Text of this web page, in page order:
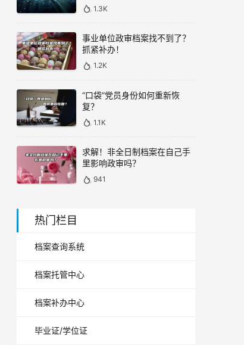
1.3K
事业单位政审档案找不到了？
抓紧补办！
1.2K
“口袋”党员身份如何重新恢
复？
1.1K
求解！非全日制档案在自己手
里影响政审吗？
941
热门栏目
档案查询系统
档案托管中心
档案补办中心
毕业证/学位证